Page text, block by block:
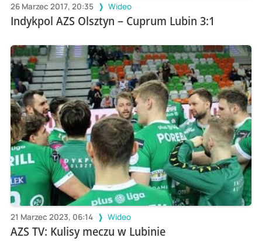
26 Marzec 2017, 20:35 Wideo
Indykpol AZS Olsztyn – Cuprum Lubin 3:1
21 Marzec 2023, 06:14 Wideo
AZS TV: Kulisy meczu w Lubinie